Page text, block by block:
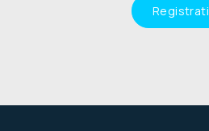
Registrati